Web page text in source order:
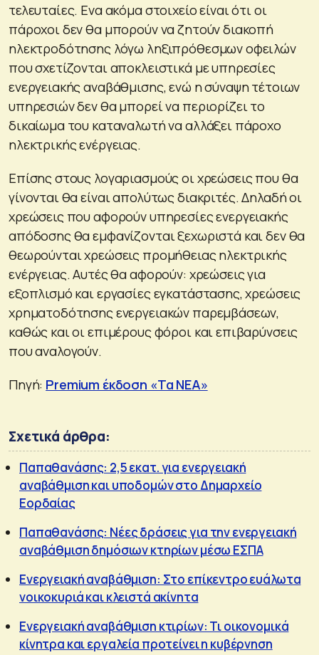
τελευταίες. Ενα ακόμα στοιχείο είναι ότι οι
πάροχοι δεν θα μπορούν να ζητούν διακοπή
ηλεκτροδότησης λόγω ληξιπρόθεσμων οφειλών
που σχετίζονται αποκλειστικά με υπηρεσίες
ενεργειακής αναβάθμισης, ενώ η σύναψη τέτοιων
υπηρεσιών δεν θα μπορεί να περιορίζει το
δικαίωμα του καταναλωτή να αλλάξει πάροχο
ηλεκτρικής ενέργειας.
Επίσης στους λογαριασμούς οι χρεώσεις που θα
γίνονται θα είναι απολύτως διακριτές. Δηλαδή οι
χρεώσεις που αφορούν υπηρεσίες ενεργειακής
απόδοσης θα εμφανίζονται ξεχωριστά και δεν θα
θεωρούνται χρεώσεις προμήθειας ηλεκτρικής
ενέργειας. Αυτές θα αφορούν: χρεώσεις για
εξοπλισμό και εργασίες εγκατάστασης, χρεώσεις
χρηματοδότησης ενεργειακών παρεμβάσεων,
καθώς και οι επιμέρους φόροι και επιβαρύνσεις
που αναλογούν.
Πηγή: Premium έκδοση «Τα ΝΕΑ»
Σχετικά άρθρα:
Παπαθανάσης: 2,5 εκατ. για ενεργειακή
αναβάθμιση και υποδομών στο Δημαρχείο
Εορδαίας
Παπαθανάσης: Νέες δράσεις για την ενεργειακή
αναβάθμιση δημόσιων κτηρίων μέσω ΕΣΠΑ
Ενεργειακή αναβάθμιση: Στο επίκεντρο ευάλωτα
νοικοκυριά και κλειστά ακίνητα
Ενεργειακή αναβάθμιση κτιρίων: Τι οικονομικά
κίνητρα και εργαλεία προτείνει η κυβέρνηση